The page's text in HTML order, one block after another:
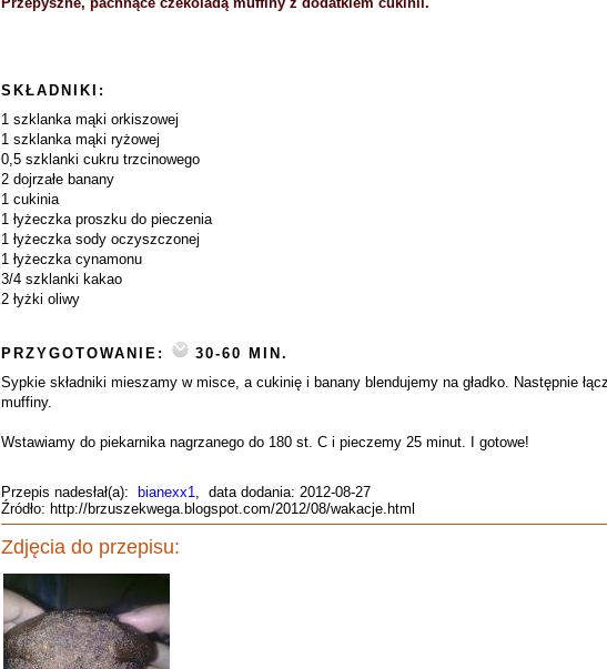
SKŁADNIKI:
1 szklanka mąki orkiszowej
1 szklanka mąki ryżowej
0,5 szklanki cukru trzcinowego
2 dojrzałe banany
1 cukinia
1 łyżeczka proszku do pieczenia
1 łyżeczka sody oczyszczonej
1 łyżeczka cynamonu
3/4 szklanki kakao
2 łyżki oliwy
PRZYGOTOWANIE:
30-60 MIN.
Sypkie składniki mieszamy w misce, a cukinię i banany blendujemy na gładko. Następnie
muffiny.
Wstawiamy do piekarnika nagrzanego do 180 st. C i pieczemy 25 minut. I gotowe!
Przepis nadesłał(a): bianexx1, data dodania: 2012-08-27
Źródło: http://brzuszekwega.blogspot.com/2012/08/wakacje.html
Zdjęcia do przepisu: